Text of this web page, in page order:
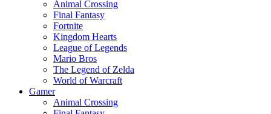
Animal Crossing
Final Fantasy
Fortnite
Kingdom Hearts
League of Legends
Mario Bros
The Legend of Zelda
World of Warcraft
Gamer
Animal Crossing